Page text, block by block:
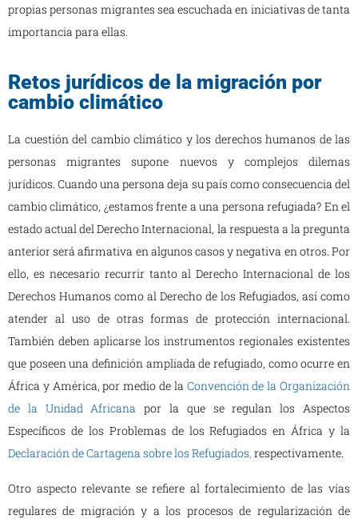
propias personas migrantes sea escuchada en iniciativas de tanta
importancia para ellas.
Retos jurídicos de la migración por
cambio climático
La cuestión del cambio climático y los derechos humanos de las
personas migrantes supone nuevos y complejos dilemas
jurídicos. Cuando una persona deja su país como consecuencia del
cambio climático, ¿estamos frente a una persona refugiada? En el
estado actual del Derecho Internacional, la respuesta a la pregunta
anterior será afirmativa en algunos casos y negativa en otros. Por
ello, es necesario recurrir tanto al Derecho Internacional de los
Derechos Humanos como al Derecho de los Refugiados, así como
atender al uso de otras formas de protección internacional.
También deben aplicarse los instrumentos regionales existentes
que poseen una definición ampliada de refugiado, como ocurre en
África y América, por medio de la Convención de la Organización
de la Unidad Africana por la que se regulan los Aspectos
Específicos de los Problemas de los Refugiados en África y la
Declaración de Cartagena sobre los Refugiados, respectivamente.
Otro aspecto relevante se refiere al fortalecimiento de las vías
regulares de migración y a los procesos de regularización de